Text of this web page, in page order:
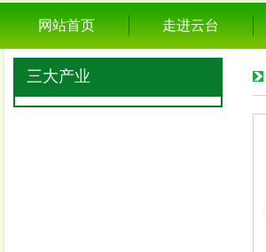
网站首页 走进云台
三大产业